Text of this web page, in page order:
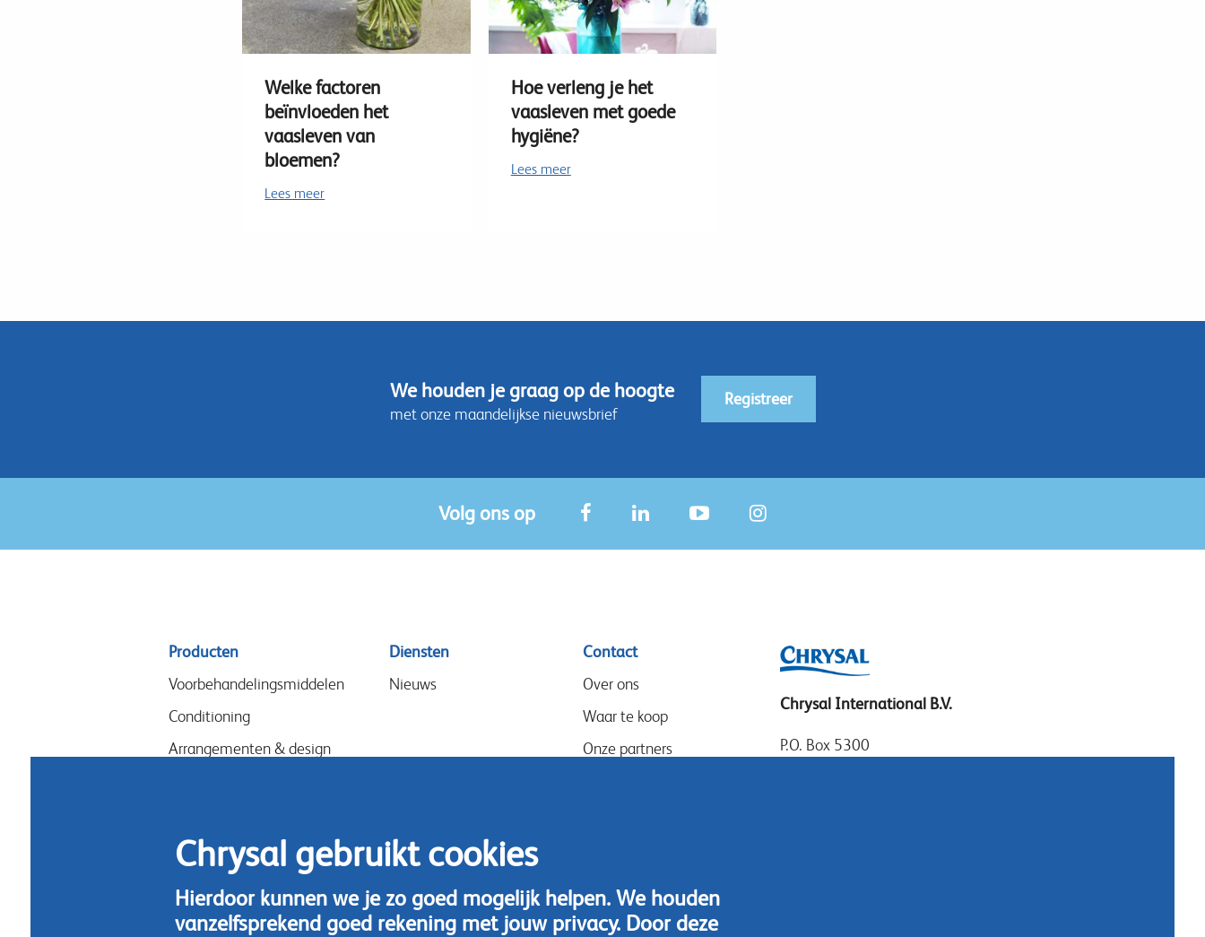
Welke factoren
beïnvloeden het
vaasleven van
bloemen?
Lees meer
Hoe verleng je het
vaasleven met goede
hygiëne?
Lees meer
We houden je graag op de hoogte
met onze maandelijkse nieuwsbrief
Registreer
Volg ons op
Sitemap
menu
Producten
Voorbehandelingsmiddelen
Conditioning
Arrangementen & design
Diensten
Nieuws
Contact
Over ons
Waar te koop
Onze partners
Chrysal International B.V.
P.O. Box 5300
Chrysal gebruikt cookies
Hierdoor kunnen we je zo goed mogelijk helpen. We houden
vanzelfsprekend goed rekening met jouw privacy. Door deze